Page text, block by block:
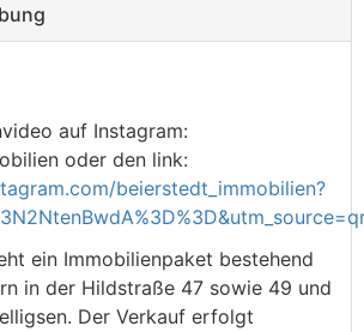
auf Instagram:
oder den link:
beierstedt_immobilien?
ein Immobilienpaket bestehend
in der Hildstraße 47 sowie 49 und
Der Verkauf erfolgt